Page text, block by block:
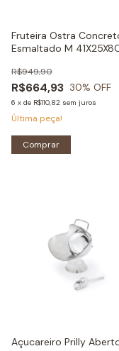
Fruteira Ostra
Esmaltado M
R$664,93
R$949,90
30% OFF
6 x de R$110,82 sem juros
Última peça!
Comprar
Açucareiro Prilly